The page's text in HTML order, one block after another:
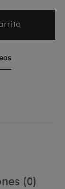
(0)